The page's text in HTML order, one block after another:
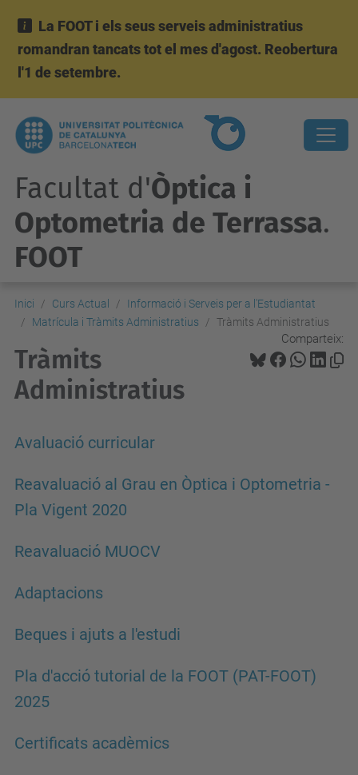
La FOOT i els seus serveis administratius
romandran tancats tot el mes d'agost. Reobertura
l'1 de setembre.
Facultat d'Òptica i
Optometria de Terrassa.
FOOT
Inici Curs Actual
Informació i Serveis per a l'Estudiantat
Matrícula i Tràmits Administratius
Tràmits Administratius
Comparteix:
Tràmits
Administratius
Avaluació curricular
Reavaluació al Grau en Òptica i Optometria -
Pla Vigent 2020
Reavaluació MUOCV
Adaptacions
Beques i ajuts a l'estudi
Pla d'acció tutorial de la FOOT (PAT-FOOT)
2025
Certificats acadèmics